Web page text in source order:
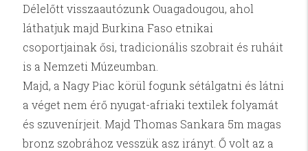
Délelőtt visszaautózunk Ouagadougou, ahol
láthatjuk majd Burkina Faso etnikai
csoportjainak ősi, tradicionális szobrait és ruháit
is a Nemzeti Múzeumban.
Majd, a Nagy Piac körül fogunk sétálgatni és látni
a véget nem érő nyugat-afriaki textilek folyamát
és szuvenírjeit. Majd Thomas Sankara 5m magas
bronz szobrához vesszük asz irányt. Ő volt az a